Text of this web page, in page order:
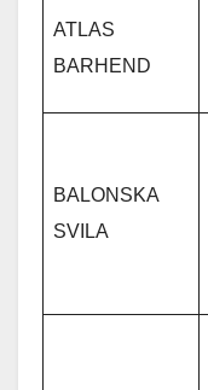
ATLAS
BARHEND
BALONSKA
SVILA